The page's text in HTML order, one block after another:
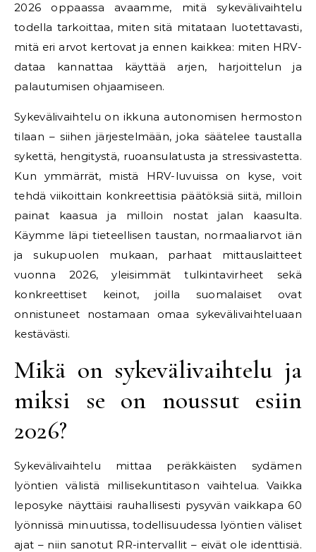
2026 oppaassa avaamme, mitä sykevälivaihtelu
todella tarkoittaa, miten sitä mitataan luotettavasti,
mitä eri arvot kertovat ja ennen kaikkea: miten HRV-
dataa kannattaa käyttää arjen, harjoittelun ja
palautumisen ohjaamiseen.
Sykevälivaihtelu on ikkuna autonomisen hermoston
tilaan – siihen järjestelmään, joka säätelee taustalla
sykettä, hengitystä, ruoansulatusta ja stressivastetta.
Kun ymmärrät, mistä HRV-luvuissa on kyse, voit
tehdä viikoittain konkreettisia päätöksiä siitä, milloin
painat kaasua ja milloin nostat jalan kaasulta.
Käymme läpi tieteellisen taustan, normaaliarvot iän
ja sukupuolen mukaan, parhaat mittauslaitteet
vuonna 2026, yleisimmät tulkintavirheet sekä
konkreettiset keinot, joilla suomalaiset ovat
onnistuneet nostamaan omaa sykevälivaihteluaan
kestävästi.
Mikä on sykevälivaihtelu ja
miksi se on noussut esiin
2026?
Sykevälivaihtelu mittaa peräkkäisten sydämen
lyöntien välistä millisekuntitason vaihtelua. Vaikka
leposyke näyttäisi rauhallisesti pysyvän vaikkapa 60
lyönnissä minuutissa, todellisuudessa lyöntien väliset
ajat – niin sanotut RR-intervallit – eivät ole identtisiä.